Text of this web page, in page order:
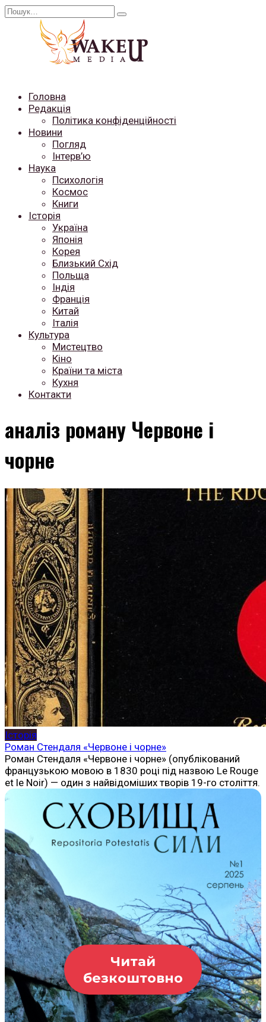
Перейти
Search
Головна
Редакція
Політика конфіденційності
Новини
Погляд
Інтерв’ю
Наука
Психологія
Космос
Книги
Історія
Україна
Японія
Корея
Близький Схід
Польща
Індія
Франція
Китай
Італія
Культура
Мистецтво
Кіно
Країни та міста
Кухня
Контакти
аналіз роману Червоне і
чорне
Історія
Роман Стендаля «Червоне і чорне»
Роман Стендаля «Червоне і чорне» (опублікований
французькою мовою в 1830 році під назвою Le Rouge
et le Noir) — один з найвідоміших творів 19-го століття.
Читай
безкоштовно